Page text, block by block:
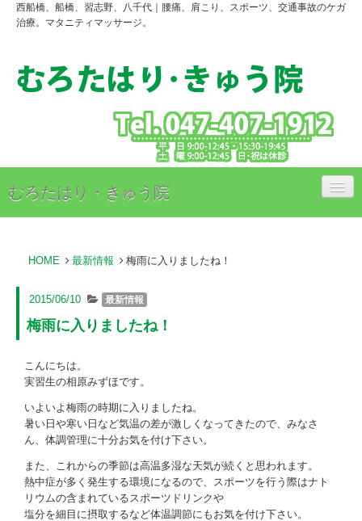
西船橋、船橋、習志野、八千代｜腰痛、肩こり、スポーツ、交通事故のケガ
治療。マタニティマッサージ。
むろたはり・きゅう院
治療料金のご案内
アクセス
スタッフ紹介
お問い合わせ
HOME 最新情報 梅雨に入りましたね！
2015/06/10 最新情報
梅雨に入りましたね！
こんにちは。
実習生の相原みずほです。
いよいよ梅雨の時期に入りましたね。
暑い日や寒い日など気温の差が激しくなってきたので、みなさ
ん、体調管理に十分お気を付け下さい。
また、これからの季節は高温多湿な天気が続くと思われます。
熱中症が多く発生する環境になるので、スポーツを行う際はナト
リウムの含まれているスポーツドリンクや
塩分を細目に摂取するなど体温調節にもお気を付け下さい。